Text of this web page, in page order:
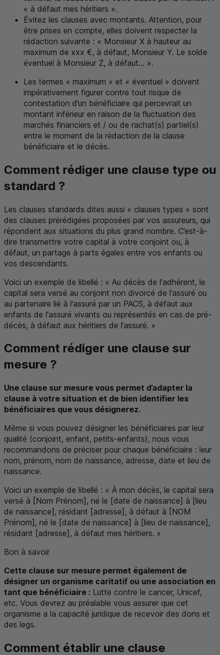
« à défaut mes héritiers ».
Évitez les clauses avec montants. Attention, pour
être prises en compte, elles doivent respecter la
rédaction suivante : « Monsieur X à hauteur au
maximum de xxx €, à défaut, Monsieur Y. Le solde
éventuel à Monsieur Z, à défaut... ».
Les termes « maximum » et « éventuel » doivent
impérativement figurer contre tout risque de
contestation d’un bénéficiaire qui percevrait un
montant inférieur en raison de la fluctuation des
marchés financiers et / ou de rachat(s) partiel(s)
entre le moment de la rédaction de la clause
bénéficiaire et le décès.
Comment rédiger une clause type ou
standard ?
Les clauses standards dites aussi « clauses types » sont
des clauses prérédigées proposées par vos assureurs, qui
répondent aux situations du plus grand nombre. C’est-à-
dire transmettre votre capital à votre conjoint ou, à
défaut, un partage à parts égales entre vos enfants ou
vos descendants.
Voici un exemple de libellé : « Au décès de l'adhérent, le
capital sera versé au conjoint non divorcé de l'assuré ou
au partenaire lié à l'assuré par un PACS, à défaut aux
enfants de l'assuré vivants ou représentés en cas de pré-
décès, à défaut aux héritiers de l'assuré. »
Comment rédiger une clause sur
mesure ?
Une clause sur mesure vous permet d’adapter la
clause à votre situation et de bien identifier les
bénéficiaires que vous désignerez.
Même si vous pouvez désigner les bénéficiaires par leur
qualité (conjoint, enfant, petits-enfants), nous vous
recommandons de préciser pour chaque bénéficiaire : leur
nom, prénom, nom de naissance, adresse, date et lieu de
naissance.
Voici un exemple de libellé : « À mon décès, le capital sera
versé à [ Nom Prénom], né le [date de naissance] à [lieu
de naissance], résidant [adresse], à défaut à [NOM
Prénom], né le [date de naissance] à [lieu de naissance],
résidant [adresse], à défaut mes héritiers. »
Bon à savoir
Cette clause sur mesure permet également de
désigner un organisme caritatif ou une association en
tant que bénéficiaire : Lutte contre le cancer, Unicef,
etc. Vous devrez au préalable vous assurer que cet
organisme a la capacité juridique de recevoir des dons et
des legs.
Comment établir une clause